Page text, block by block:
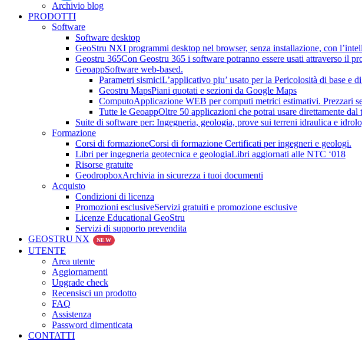
Archivio blog
PRODOTTI
Software
Software desktop
GeoStru NXI programmi desktop nel browser, senza installazione, con
Geostru 365Con Geostru 365 i software potranno essere usati attraverso il
GeoappSoftware web-based.
Parametri sismiciL’applicativo piu’ usato per la Pericolosità di base e
Geostru MapsPiani quotati e sezioni da Google Maps
ComputoApplicazione WEB per computi metrici estimativi. Prezzari
Tutte le GeoappOltre 50 applicazioni che potrai usare direttamente
Suite di software per: Ingegneria, geologia, prove sui terreni idraulica e
Formazione
Corsi di formazioneCorsi di formazione Certificati per ingegneri e geologi.
Libri per ingegneria geotecnica e geologiaLibri aggiornati alle NTC ‘018
Risorse gratuite
GeodropboxArchivia in sicurezza i tuoi documenti
Acquisto
Condizioni di licenza
Promozioni esclusiveServizi gratuiti e promozione esclusive
Licenze Educational GeoStru
Servizi di supporto prevendita
GEOSTRU NX
NEW
UTENTE
Area utente
Aggiornamenti
Upgrade check
Recensisci un prodotto
FAQ
Assistenza
Password dimenticata
CONTATTI